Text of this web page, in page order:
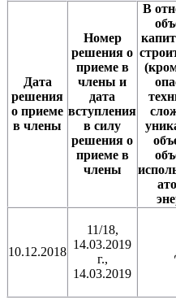
Дата
решения
о приеме
в члены
Номер
решения о
приеме в
члены и
дата
вступления
в силу
решения о
приеме в
члены
В
10.12.2018
11/18,
14.03.2019
г.,
14.03.2019